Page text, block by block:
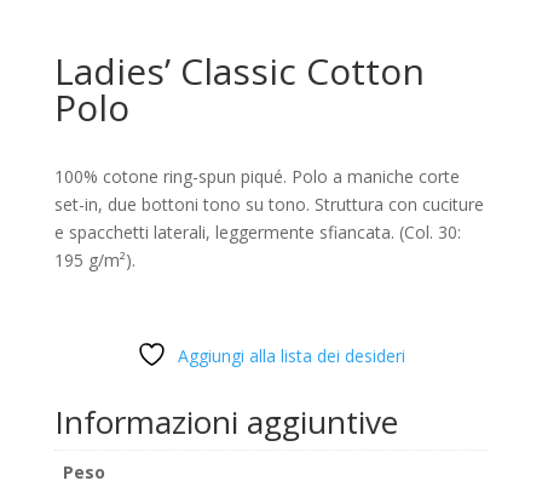
Ladies’ Classic Cotton
Polo
100% cotone ring-spun piqué. Polo a maniche corte
set-in, due bottoni tono su tono. Struttura con cuciture
e spacchetti laterali, leggermente sfiancata. (Col. 30:
195 g/m²).
Aggiungi alla lista dei desideri
Informazioni aggiuntive
Peso